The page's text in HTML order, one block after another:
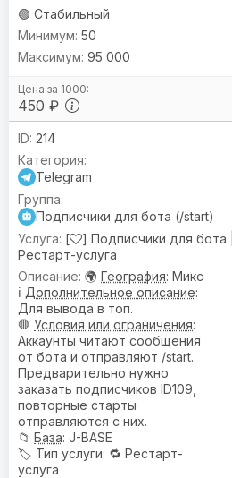
🟢 Стабильный
450 ₽
50
95 000
214
Telegram
Подписчики для бота (/start)
[
] Подписчики для бота |
Рестарт-услуга
🌍 География: Микс
ℹ️ Дополнительное описание:
Для вывода в топ.
🛑 Условия или ограничения:
Аккаунты читают сообщения
от бота и отправляют /start.
Предварительно нужно
заказать подписчиков ID109,
повторные старты
отправляются с них.
📁 База: J-BASE
🏷️ Тип услуги: 🔁 Рестарт-
услуга